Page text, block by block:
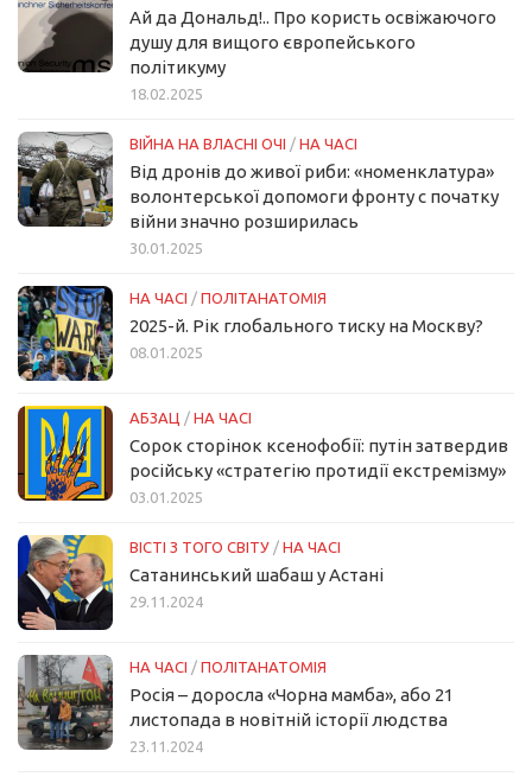
Ай да Дональд!.. Про користь освіжаючого
душу для вищого європейського
політикуму
18.02.2025
ВІЙНА НА ВЛАСНІ ОЧІ / НА ЧАСІ
Від дронів до живої риби: «номенклатура»
волонтерської допомоги фронту с початку
війни значно розширилась
30.01.2025
НА ЧАСІ / ПОЛІТАНАТОМІЯ
2025-й. Рік глобального тиску на Москву?
08.01.2025
АБЗАЦ / НА ЧАСІ
Сорок сторінок ксенофобії: путін затвердив
російську «стратегію протидії екстремізму»
03.01.2025
ВІСТІ З ТОГО СВІТУ / НА ЧАСІ
Сатанинський шабаш у Астані
29.11.2024
НА ЧАСІ / ПОЛІТАНАТОМІЯ
Росія – доросла «Чорна мамба», або 21
листопада в новітній історії людства
23.11.2024